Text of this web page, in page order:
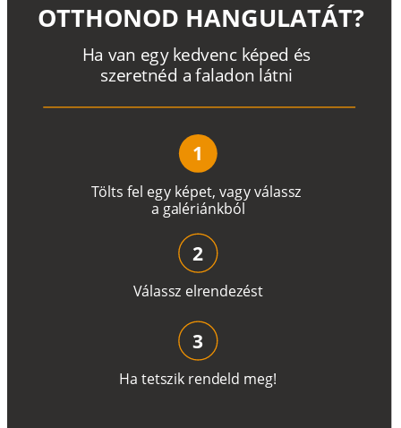
Tölts fel egy képet, vagyválassz
a galériánkból
Ha van egy kedvenc képed és
szeretnéd a faladon látni
OTTHONOD HANGULATÁT?
1
Válassz elrendezést
2
Ha tetszik rendeld meg!
3